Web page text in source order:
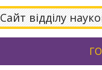
Сайт відділу